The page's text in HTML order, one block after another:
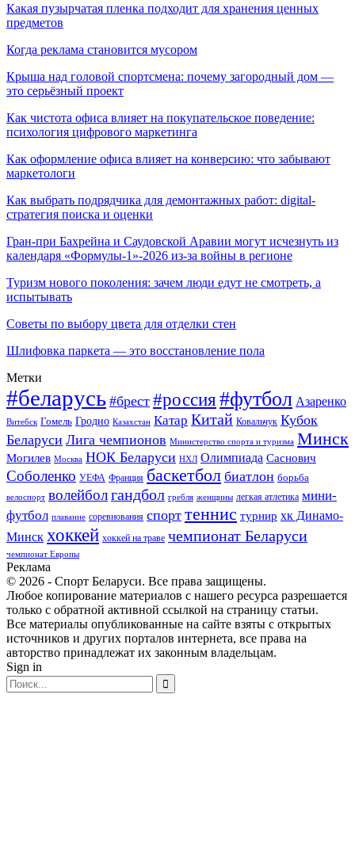
Какая пузырчатая пленка подходит для хранения ценных
предметов
Когда реклама становится мусором
Крыша над головой спортсмена: почему загородный дом —
это серьёзный проект
Как чистота офиса влияет на покупательское поведение:
психология цифрового маркетинга
Как оформление офиса влияет на конверсию: что забывают
маркетологи
Как выбрать подрядчика для демонтажных работ: digital-
стратегия поиска и оценки
Гран-при Бахрейна и Саудовской Аравии могут исчезнуть из
календаря «Формулы-1»-2026 из-за войны в регионе
Туризм нового поколения: зачем люди едут не смотреть, а
испытывать
Советы по выбору цвета для отделки стен
Шлифовка паркета — это восстановление пола
Метки
#беларусь #брест #россия#футбол Азаренко
Витебск Гомель Гродно Казахстан Катар Китай Ковальчук Кубок
Беларуси Лига чемпионов Министерство спорта и туризма Минск
Могилев Москва НОК Беларуси НХЛ Олимпиада Саснович
Соболенко УЕФА Франция баскетбол биатлон борьба
велоспорт волейболгандбол гребля женщины легкая атлетика мини-
футбол плавание соревнования спорт теннис турнир хк Динамо-
Минск хоккей хоккей на траве чемпионат Беларуси
чемпионат Европы
Реклама
© 2026 - Спорт Беларуси. Все права защищены.
Любое копирование материалов с нашего ресурса разрешается
только с обратной активной ссылкой на страницу статьи.
Все материалы опубликованные на сайте взяты с открытых
источников и других порталов интернета, все права на
авторство принадлежат их законным владельцам.
Sign in